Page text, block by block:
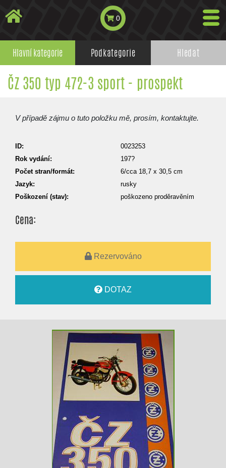
0
Hlavní kategorie Podkategorie Hledat
ČZ 350 typ 472-3 sport - prospekt
V případě zájmu o tuto položku mě, prosím, kontaktujte.
ID:
0023253
Rok vydání:
197?
Počet stran/formát:
6/cca 18,7 x 30,5 cm
Jazyk:
rusky
Poškození (stav):
poškozeno proděravěním
Cena:
Rezervováno
DOTAZ